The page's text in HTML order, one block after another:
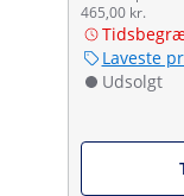
465,00 kr.
Laveste
Udsolgt